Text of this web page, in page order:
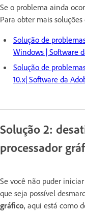
Se o problema ainda
Para obter mais
Solução de
Windows | Software
Solução de
10.x| Software da
Solução 2:
processador
Se você não puder
que seja possível
gráfico, aqui está como